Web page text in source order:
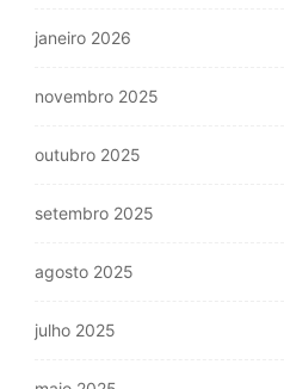
janeiro 2026
novembro 2025
outubro 2025
setembro 2025
agosto 2025
julho 2025